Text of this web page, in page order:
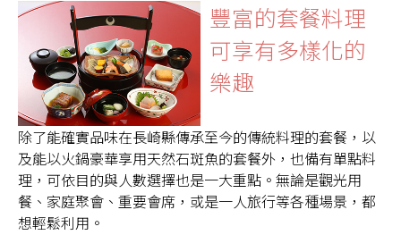
豐富的套餐料理
可享有多樣化的
樂趣
除了能確實品味在長崎縣傳承至今的傳統料理的套餐，以
及能以火鍋豪華享用天然石斑魚的套餐外，也備有單點料
理，可依目的與人數選擇也是一大重點。無論是觀光用
餐、家庭聚會、重要會席，或是一人旅行等各種場景，都
想輕鬆利用。